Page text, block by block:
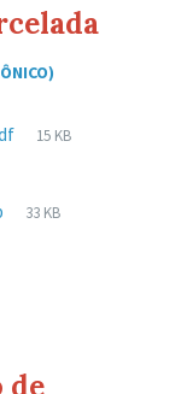
Tamanho
15 KB
Tamanho
33 KB
de